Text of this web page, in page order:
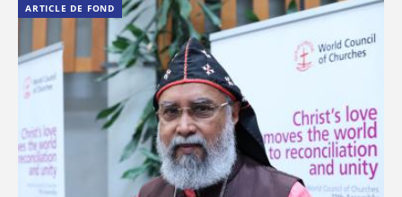
ARTICLE DE FOND